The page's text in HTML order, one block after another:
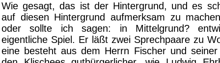
Wie gesagt, das ist der Hintergrund, und es
auf diesen Hintergrund aufmerksam zu
oder sollte ich sagen: in Mittelgrund?
eigentliche Spiel. Er läßt zwei Sprechpaare zu
eine besteht aus dem Herrn Fischer und